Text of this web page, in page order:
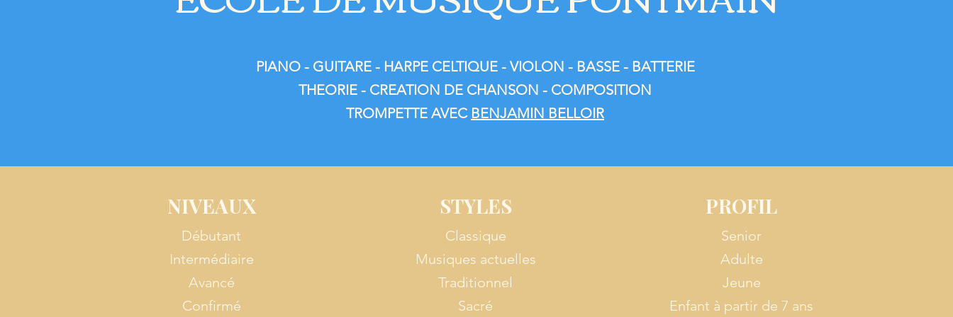
PIANO - GUITARE - HARPE CELTIQUE - VIOLON - BASSE - BATTERIE
THEORIE - CREATION DE CHANSON - COMPOSITION
TROMPETTE AVEC BENJAMIN BELLOIR
NIVEAUX
Débutant
Intermédiaire
Avancé
Confirmé
STYLES
Classique
Musiques actuelles
Traditionnel
Sacré
PROFIL
Senior
Adulte
Jeune
Enfant à partir de 7 ans